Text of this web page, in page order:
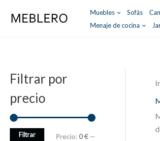
Muebles Sofás
Menaje de cocina
Filtrar por
precio
PP
Filtrar Precio: 0 €—